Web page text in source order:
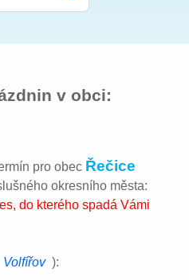
v obci:
pro obec Řečice
okresního města:
do kterého spadá Vámi
Volfířov ):